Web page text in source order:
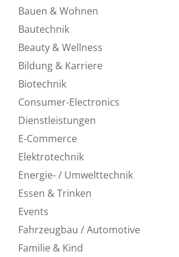
Bauen & Wohnen
Bautechnik
Beauty & Wellness
Bildung & Karriere
Biotechnik
Consumer-Electronics
Dienstleistungen
E-Commerce
Elektrotechnik
Energie- / Umwelttechnik
Essen & Trinken
Events
Fahrzeugbau / Automotive
Familie & Kind